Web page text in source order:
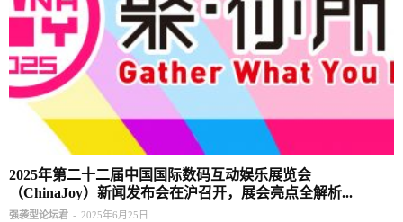
2025年第二十二届中国国际数码互动娱乐展览会
（ChinaJoy）新闻发布会在沪召开，展会亮点全解析...
强袭型论坛君 - 2025年6月25日